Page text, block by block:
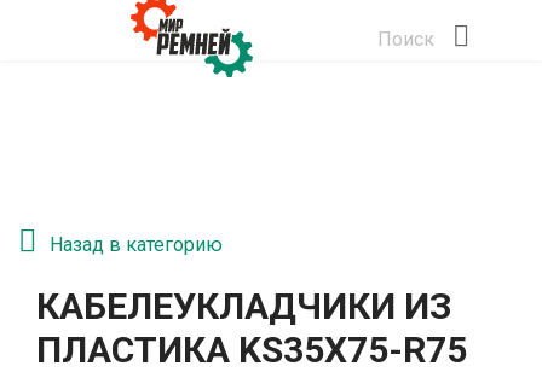
Поиск
Назад в категорию
КАБЕЛЕУКЛАДЧИКИ ИЗ
ПЛАСТИКА KS35Х75-R75